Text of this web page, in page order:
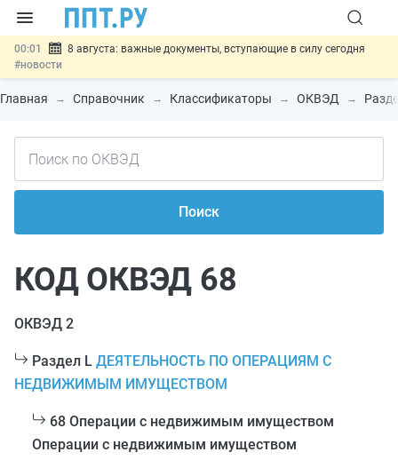
00:01
8 августа: важные документы, вступающие в силу сегодня
#новости
07.08 Подписан закон о блокировке продажи опасных товаров через
«Честный знак»#новости
отменить#новости
07.08
отношений#новости
Главная Справочник Классификаторы ОКВЭД
Поиск
КОД ОКВЭД 68
ОКВЭД 2
Раздел L ДЕЯТЕЛЬНОСТЬ ПО ОПЕРАЦИЯМ С
НЕДВИЖИМЫМ ИМУЩЕСТВОМ
68 Операции с недвижимым имуществом
Операции с недвижимым имуществом